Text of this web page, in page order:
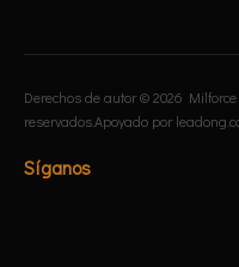
Derechos de autor ©2026
reservados.Apoyado por
Síganos